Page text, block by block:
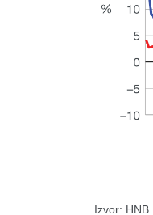
Izvor: HNB